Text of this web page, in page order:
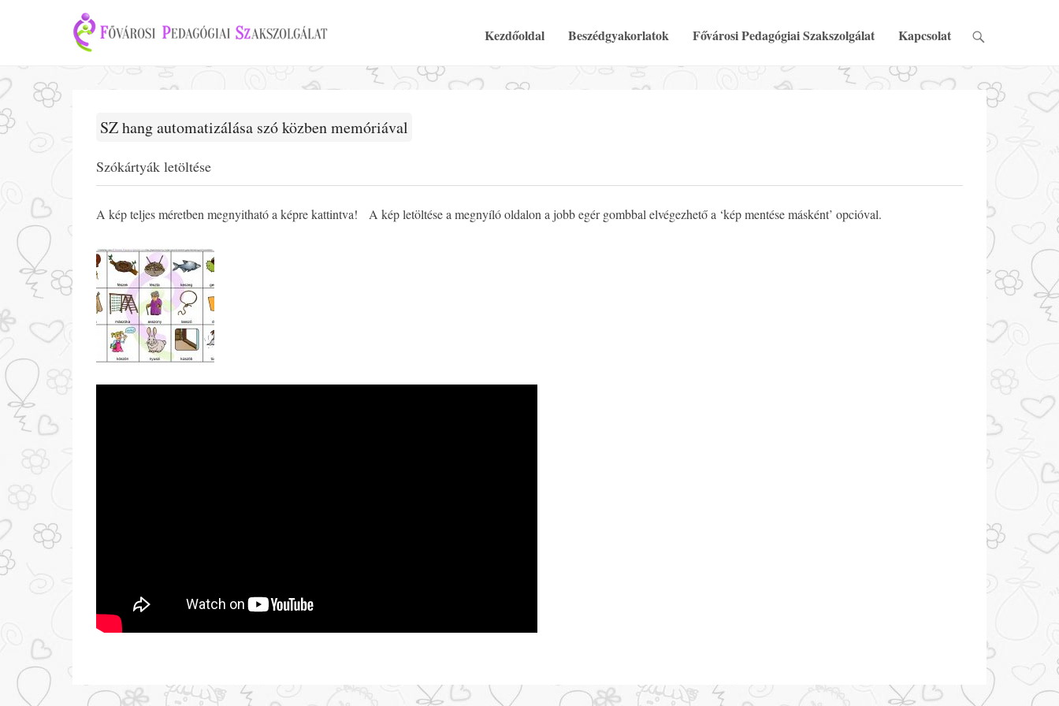
Elsődleges Menü
Tovább a tartalomra
Kezdőoldal Beszédgyakorlatok Fővárosi Pedagógiai Szakszolgálat Kapcsolat
SZ hang automatizálása szó közben memóriával
Szókártyák letöltése
A kép teljes méretben megnyitható a képre kattintva! A kép letöltése a megnyíló oldalon a jobb egér gombbal elvégezhető a ‘kép mentése másként’ opcióval.